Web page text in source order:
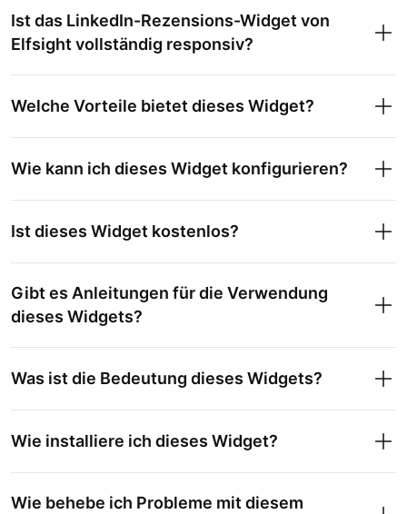
Ist das LinkedIn-Rezensions-Widget von
Elfsight vollständig responsiv?
Welche Vorteile bietet dieses Widget?
Wie kann ich dieses Widget konfigurieren?
Ist dieses Widget kostenlos?
Gibt es Anleitungen für die Verwendung
dieses Widgets?
Was ist die Bedeutung dieses Widgets?
Wie installiere ich dieses Widget?
Wie behebe ich Probleme mit diesem